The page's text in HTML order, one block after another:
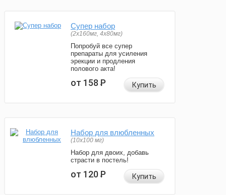
Супер набор
(2х160мг, 4х80мг)
Попробуй все супер
препараты для усиления
эрекции и продления
полового акта!
от 158Р Купить
Набор для влюбленных
(10х100 мг)
Набор для двоих, добавь
страсти в постель!
от 120Р Купить